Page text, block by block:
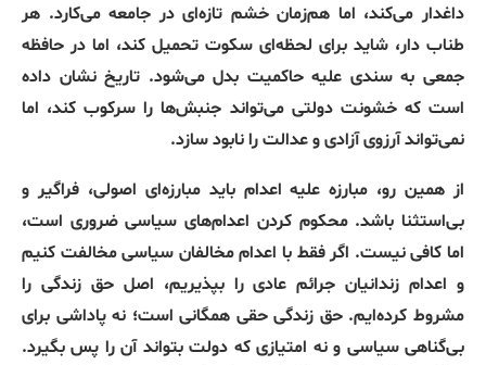
داغدار می‌کند، اما هم‌زمان خشم تازه‌ای در جامعه می‌کارد. هر
طناب دار، شاید برای لحظه‌ای سکوت تحمیل کند، اما در حافظه
جمعی به سندی علیه حاکمیت بدل می‌شود. تاریخ نشان داده
است که خشونت دولتی می‌تواند جنبش‌ها را سرکوب کند، اما
نمی‌تواند آرزوی آزادی و عدالت را نابود سازد.
از همین رو، مبارزه علیه اعدام باید مبارزه‌ای اصولی، فراگیر و
بی‌استثنا باشد.محکوم کردن اعدام‌های سیاسی ضروری است،
اما کافی نیست. اگر فقط با اعدام مخالفان سیاسی مخالفت کنیم
و اعدام زندانیان جرائم عادی را بپذیریم، اصل حق زندگی را
مشروط کرده‌ایم.حق زندگی حقی همگانی است؛ نه پاداشی برای
بی‌گناهی سیاسی و نه امتیازی که دولت بتواند آن را پس بگیرد.